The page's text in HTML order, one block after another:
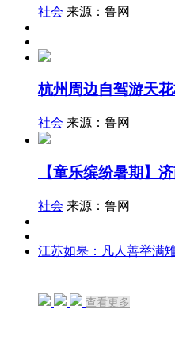
社会 来源：鲁网
杭州周边自驾游天
社会 来源：鲁网
【童乐缤纷暑期】
社会 来源：鲁网
江苏如皋：凡人善举满
查看更多